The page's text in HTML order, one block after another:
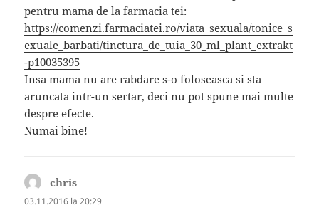
pentru mama de la farmacia tei:
https://comenzi.farmaciatei.ro/viata_sexuala/tonice_s
exuale_barbati/tinctura_de_tuia_30_ml_plant_extrakt
-p10035395
Insa mama nu are rabdare s-o foloseasca si sta
aruncata intr-un sertar, deci nu pot spune mai multe
despre efecte.
Numai bine!
chris
03.11.2016 la 20:29